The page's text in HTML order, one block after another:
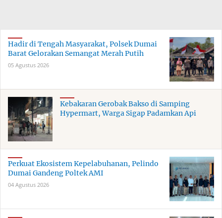
Hadir di Tengah Masyarakat, Polsek Dumai
Barat Gelorakan Semangat Merah Putih
05 Agustus 2026
Kebakaran Gerobak Bakso di Samping
Hypermart, Warga Sigap Padamkan Api
Perkuat Ekosistem Kepelabuhanan, Pelindo
Dumai Gandeng Poltek AMI
04 Agustus 2026